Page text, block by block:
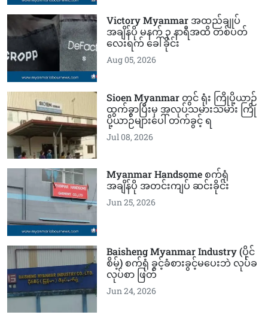
Victory Myanmar အထည်ချုပ်
အချိန်ပို မနက် ၃ နာရီအထိ တစ်ပတ်
လေးရက် ခေါ်ခိုင်း
Aug 05, 2026
Sioen Myanmar တွင် ရုံး ကြိုပို့ယာဉ်
ထွက်ခွာပြီးမှ အလုပ်သမားသမား ကြို
ပို့ယာဉ်များပေါ် တက်ခွင့် ရ
Jul 08, 2026
Myanmar Handsome စက်ရုံ
အချိန်ပို အတင်းကျပ် ဆင်းခိုင်း
Jun 25, 2026
Baisheng Myanmar Industry (ပိုင်
စိမ့်) စက်ရုံ ခွင့်ခံစားခွင့်မပေးဘဲ လုပ်ခ
လုပ်စာ ဖြတ်
Jun 24, 2026